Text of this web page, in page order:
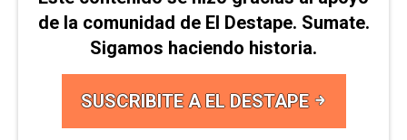
de la comunidad de El Destape. Sumate.
Sigamos haciendo historia.
SUSCRIBITE A EL DESTAPE